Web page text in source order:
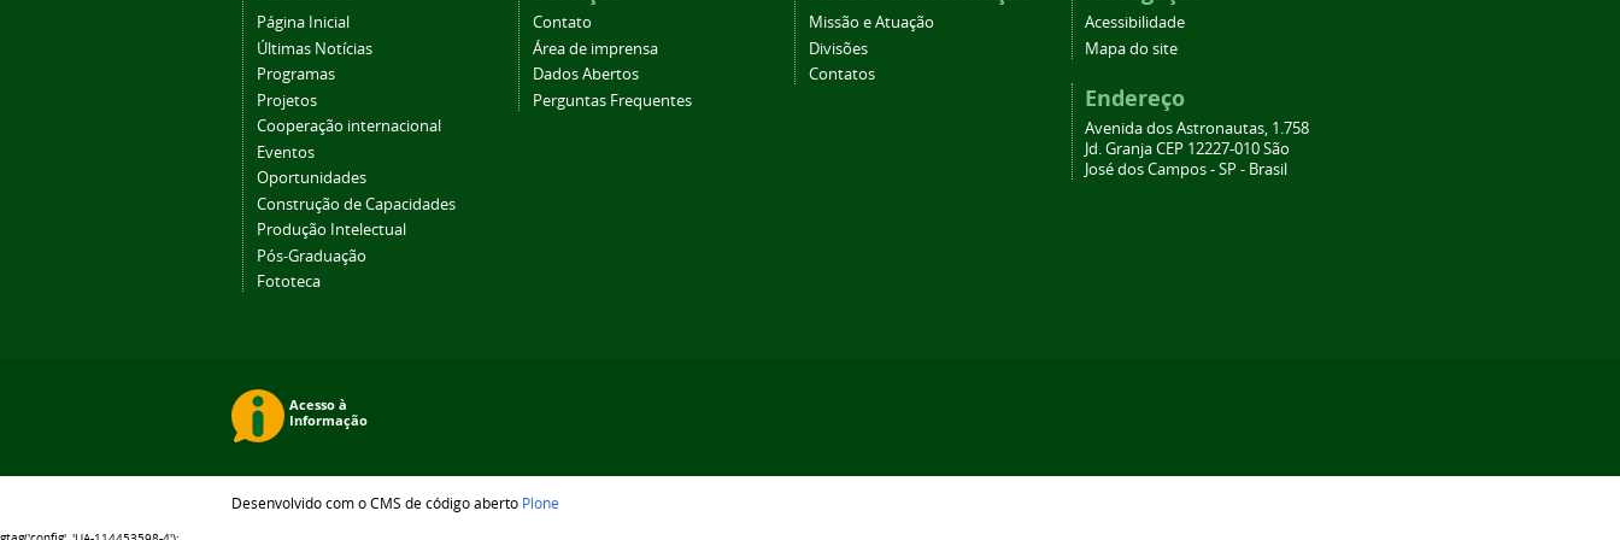
Página Inicial
Últimas Notícias
Programas
Projetos
Cooperação internacional
Eventos
Oportunidades
Construção de Capacidades
Produção Intelectual
Pós-Graduação
Fototeca
Contato
Área de imprensa
Dados Abertos
Perguntas Frequentes
Missão e Atuação
Divisões
Contatos
Acessibilidade
Mapa do site
Endereço
Avenida dos Astronautas, 1.758
Jd. Granja CEP 12227-010 São
José dos Campos - SP - Brasil
Desenvolvido com o CMS de código aberto Plone